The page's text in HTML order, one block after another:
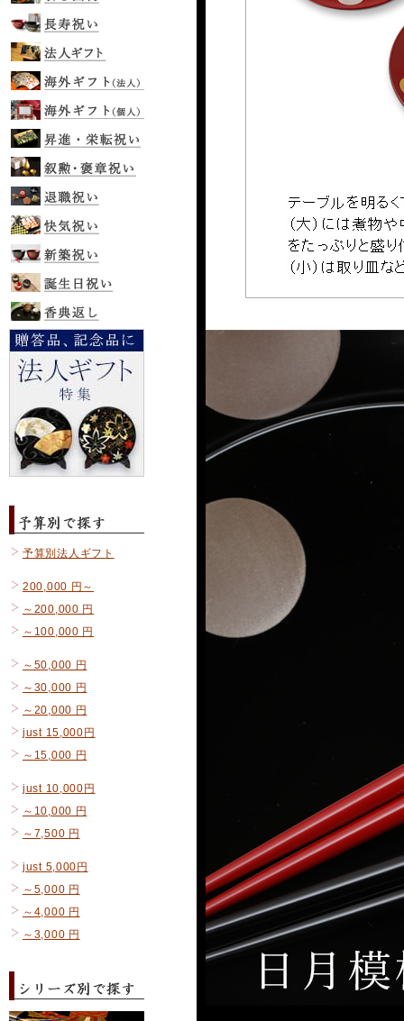
予算別法人ギフト
200,000 円～
～200,000 円
～100,000 円
～50,000 円
～30,000 円
～20,000 円
just 15,000円
～15,000 円
just 10,000円
～10,000 円
～7,500 円
just 5,000円
～5,000 円
～4,000 円
～3,000 円